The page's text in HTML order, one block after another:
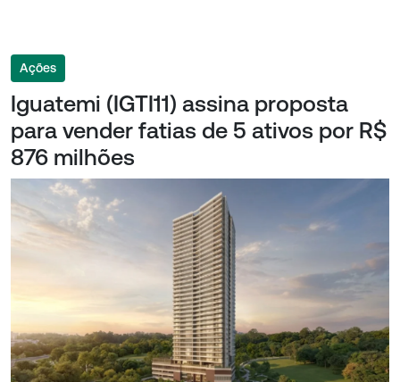
Ações
Iguatemi (IGTI11) assina proposta
para vender fatias de 5 ativos por R$
876 milhões